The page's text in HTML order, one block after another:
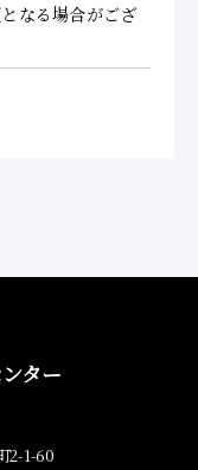
なる場合がござ
ター
2-1-60